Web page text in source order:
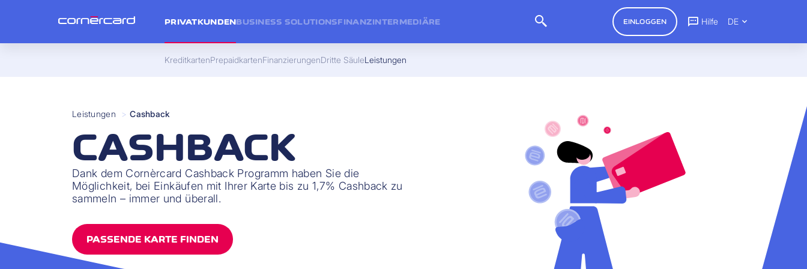
Leistungen > Cashback
CASHBACK
Dank dem Cornèrcard Cashback Programm haben Sie die
Möglichkeit, bei Einkäufen mit Ihrer Karte bis zu 1,7% Cashback zu
sammeln – immer und überall.
PASSENDE KARTE FINDEN
PRIVATKUNDEN
KreditkartenPrepaidkartenFinanzierungenDritte SäuleLeistungen
BUSINESS SOLUTIONSFINANZINTERMEDIÄRE EINLOGGEN Hilfe DE